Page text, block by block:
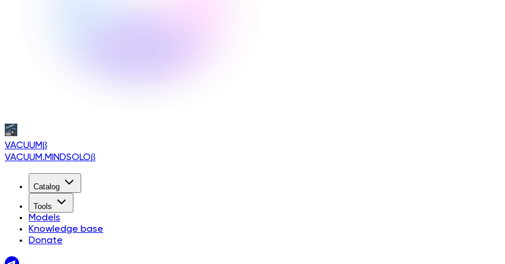
VACUUMβ
VACUUM.MINDSOLOβ
Catalog
Tools
Models
Knowledge base
Donate